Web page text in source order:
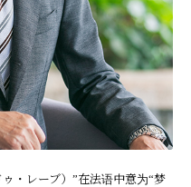
・レーブ）”在法语中意为“梦